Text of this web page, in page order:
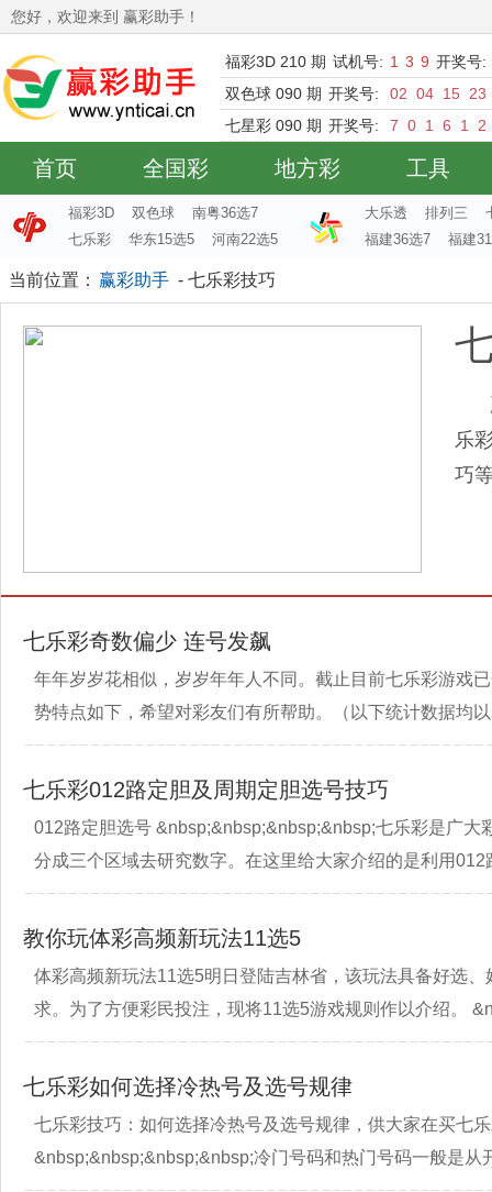
您好，欢迎来到 赢彩助手！
福彩3D 210 期 试机号: 1 3 9 开奖号:
双色球 090 期 开奖号: 02 04 15
23
七星彩 090 期 开奖号: 7 0 1 6 1 2
首页 全国彩 地方彩 工具
福彩3D 双色球
南粤36选7
七乐彩
华东15选5 河南22选5
大乐透 排列三
福建36选7
福建
当前位置： 赢彩助手 - 七乐彩技巧
乐
巧
七乐彩奇数偏少 连号发飙
年年岁岁花相似，岁岁年年人不同。截止目前七乐彩游戏
势特点如下，希望对彩友们有所帮助。（以下统计数据均
七乐彩012路定胆及周期定胆选号技巧
012路定胆选号 &nbsp;&nbsp;&nbsp;&nbsp;七乐彩是广
分成三个区域去研究数字。在这里给大家介绍的是利用012
教你玩体彩高频新玩法11选5
体彩高频新玩法11选5明日登陆吉林省，该玩法具备好选
求。为了方便彩民投注，现将11选5游戏规则作以介绍。
七乐彩如何选择冷热号及选号规律
七乐彩技巧：如何选择冷热号及选号规律，供大家在买七
&nbsp;&nbsp;&nbsp;&nbsp;冷门号码和热门号码一般是